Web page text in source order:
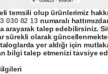
temsili olup ürünlerimiz
030 82 13numaralı
arayarak talep edebilirsiniz.
sürekli olarak
yer aldığı için
bilgi talep etmenizi tavsiye